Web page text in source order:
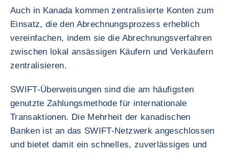
Auch in Kanada kommen zentralisierte Konten zum
Einsatz, die den Abrechnungsprozess erheblich
vereinfachen, indem sie die Abrechnungsverfahren
zwischen lokal ansässigen Käufern und Verkäufern
zentralisieren.
SWIFT-Überweisungen sind die am häufigsten
genutzte Zahlungsmethode für internationale
Transaktionen. Die Mehrheit der kanadischen
Banken ist an das SWIFT-Netzwerk angeschlossen
und bietet damit ein schnelles, zuverlässiges und